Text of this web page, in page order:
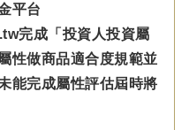
平台
完成「投資人投資屬
性做商品適合度規範並
能完成屬性評估屆時將